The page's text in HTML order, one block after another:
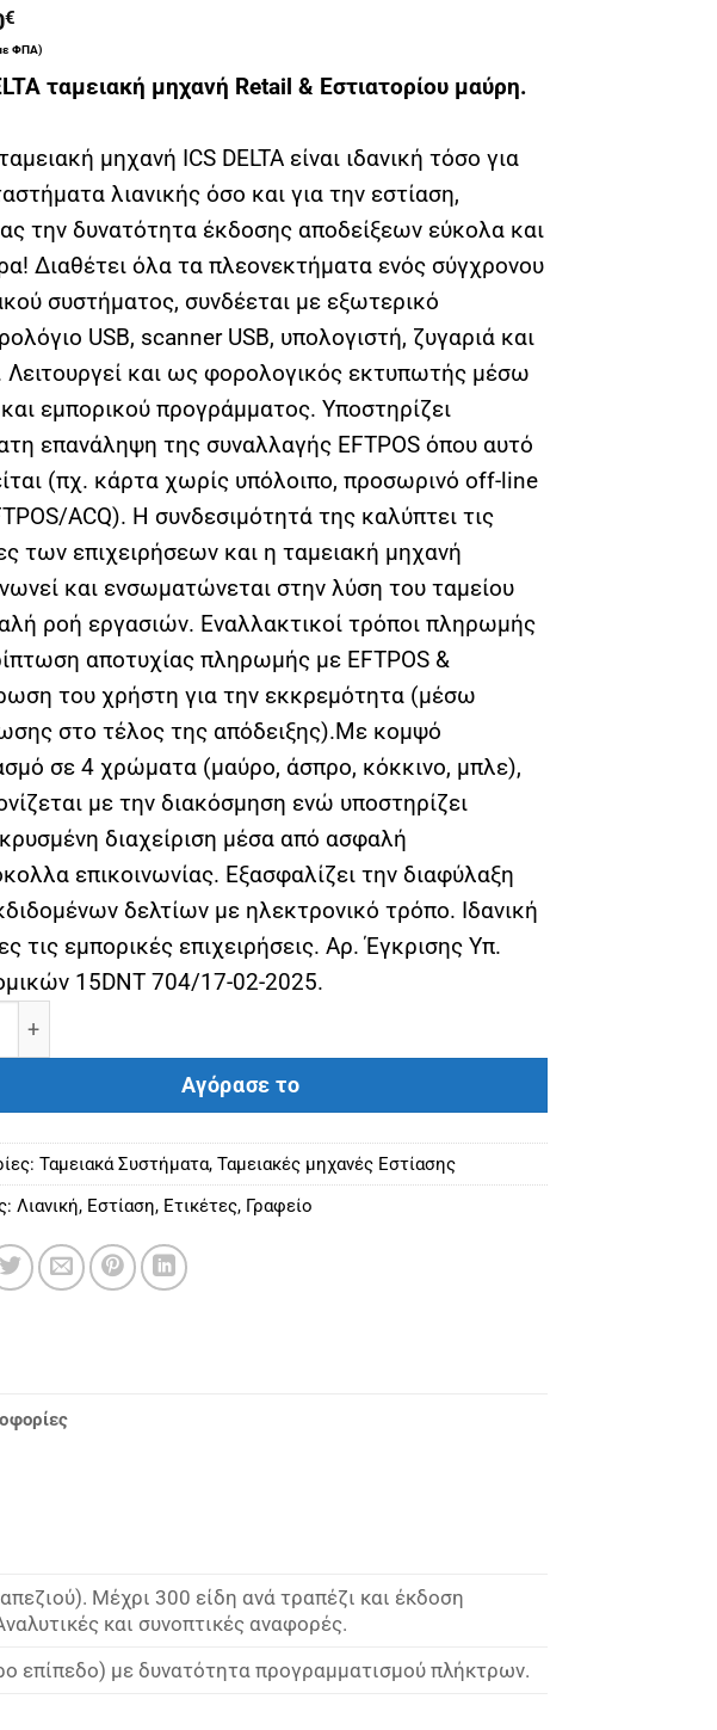
€
ΦΠΑ)
ταμειακή μηχανή Retail & Εστιατορίου μαύρη.
μηχανή ICS DELTA είναι ιδανική τόσο για
λιανικής όσο και για την εστίαση,
την δυνατότητα έκδοσης αποδείξεων εύκολα και
Διαθέτει όλα τα πλεονεκτήματα ενός σύγχρονου
συστήματος, συνδέεται με εξωτερικό
USB, scanner USB, υπολογιστή, ζυγαριά και
Λειτουργεί και ως φορολογικός εκτυπωτής μέσω
εμπορικού προγράμματος. Υποστηρίζει
επανάληψη της συναλλαγής EFTPOS όπου αυτό
(πχ. κάρτα χωρίς υπόλοιπο, προσωρινό off-line
ACQ). Η συνδεσιμότητά της καλύπτει τις
των επιχειρήσεων και η ταμειακή μηχανή
και ενσωματώνεται στην λύση του ταμείου
ροή εργασιών. Εναλλακτικοί τρόποι πληρωμής
αποτυχίας πληρωμής με EFTPOS &
του χρήστη για την εκκρεμότητα (μέσω
στο τέλος της απόδειξης).Με κομψό
σε 4 χρώματα (μαύρο, άσπρο, κόκκινο, μπλε),
με την διακόσμηση ενώ υποστηρίζει
διαχείριση μέσα από ασφαλή
επικοινωνίας. Εξασφαλίζει την διαφύλαξη
δελτίων με ηλεκτρονικό τρόπο. Ιδανική
τις εμπορικές επιχειρήσεις. Αρ. Έγκρισης Υπ.
15DNT 704/17-02-2025.
μηχανή Εστιατορίου DELTA ICS ποσότητα
Αγόρασε το
Ταμειακά Συστήματα, Ταμειακές μηχανές Εστίασης
Λιανική, Εστίαση, Ετικέτες, Γραφείο
Μέχρι 300 είδη ανά τραπέζι και έκδοση
και συνοπτικές αναφορές.
επίπεδο) με δυνατότητα προγραμματισμού πλήκτρων.